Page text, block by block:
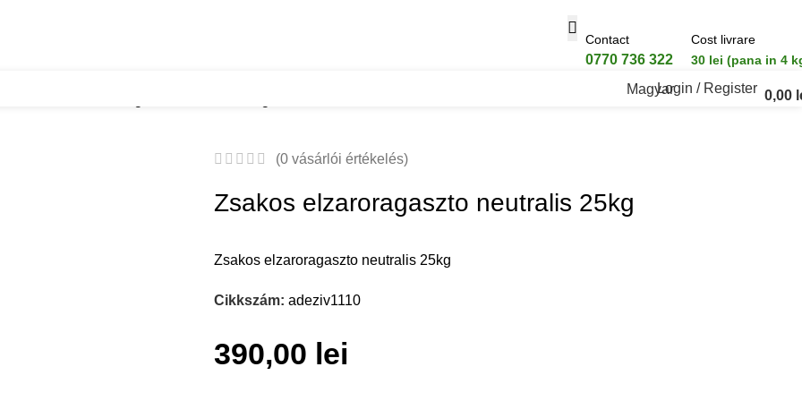
Contact
0770 736 322
Cost livrare
30 lei (pana in 4
MagyarLogin / Register 0,00
(0vásárlói értékelés)
Zsakos elzaroragaszto neutralis 25kg
Zsakos elzaroragaszto neutralis 25kg
Cikkszám: adeziv1110
390,00 lei